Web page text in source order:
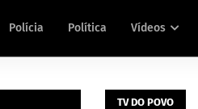
Polícia Política Vídeos
TV DO POVO